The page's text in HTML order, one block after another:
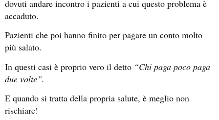
dovuti andare incontro i pazienti a cui questo problema è
accaduto.
Pazienti che poi hanno finito per pagare un conto molto
più salato.
In questi casi è proprio vero il detto “Chi paga poco paga
due volte”.
E quando si tratta della propria salute, è meglio non
rischiare!